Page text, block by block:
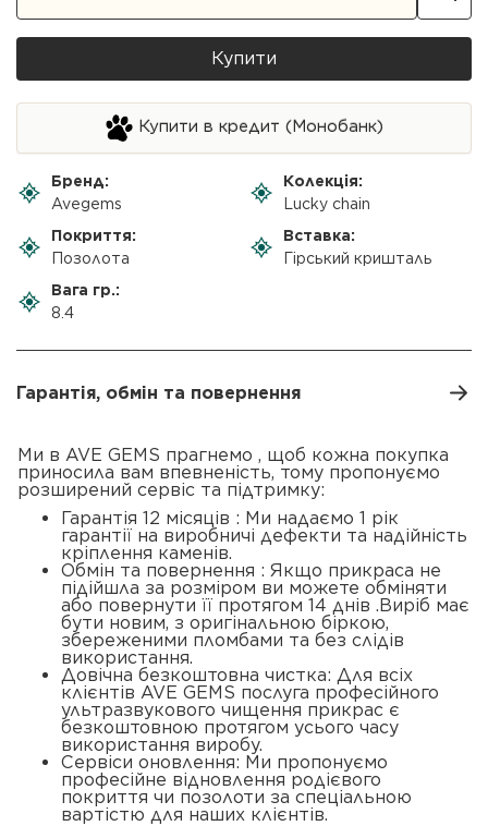
Купити
Купити в кредит (Монобанк)
Бренд:
Avegems
Колекція:
Lucky chain
Покриття:
Позолота
Вставка:
Гірський кришталь
Вага гр.:
8.4
Гарантія, обмін та повернення
Ми в AVE GEMS прагнемо , щоб кожна покупка
приносила вам впевненість, тому пропонуємо
розширений сервіс та підтримку:
Гарантія 12 місяців : Ми надаємо 1 рік
гарантії на виробничі дефекти та надійність
кріплення каменів.
Обмін та повернення : Якщо прикраса не
підійшла за розміром ви можете обміняти
або повернути її протягом 14 днів .Виріб має
бути новим, з оригінальною біркою,
збереженими пломбами та без слідів
використання.
Довічна безкоштовна чистка: Для всіх
клієнтів AVE GEMS послуга професійного
ультразвукового чищення прикрас є
безкоштовною протягом усього часу
використання виробу.
Сервіси оновлення: Ми пропонуємо
професійне відновлення родієвого
покриття чи позолоти за спеціальною
вартістю для наших клієнтів.